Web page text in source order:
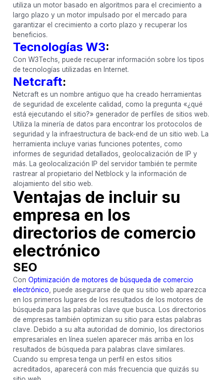
utiliza un motor basado en algoritmos para el crecimiento a
largo plazo y un motor impulsado por el mercado para
garantizar el crecimiento a corto plazo y recuperar los
beneficios.
Tecnologías W3:
Con W3Techs, puede recuperar información sobre los tipos
de tecnologías utilizadas en Internet.
Netcraft:
Netcraft es un nombre antiguo que ha creado herramientas
de seguridad de excelente calidad, como la pregunta «¿qué
está ejecutando el sitio?» generador de perfiles de sitios web.
Utiliza la minería de datos para encontrar los protocolos de
seguridad y la infraestructura de back-end de un sitio web. La
herramienta incluye varias funciones potentes, como
informes de seguridad detallados, geolocalización de IP y
más. La geolocalización IP del servidor también te permite
rastrear al propietario del Netblock y la información de
alojamiento del sitio web.
Ventajas de incluir su
empresa en los
directorios de comercio
electrónico
SEO
Con Optimización de motores de búsqueda de comercio
electrónico , puede asegurarse de que su sitio web aparezca
en los primeros lugares de los resultados de los motores de
búsqueda para las palabras clave que busca. Los directorios
de empresas también optimizan su sitio para estas palabras
clave. Debido a su alta autoridad de dominio, los directorios
empresariales en línea suelen aparecer más arriba en los
resultados de búsqueda para palabras clave similares.
Cuando su empresa tenga un perfil en estos sitios
acreditados, aparecerá con más frecuencia que quizás su